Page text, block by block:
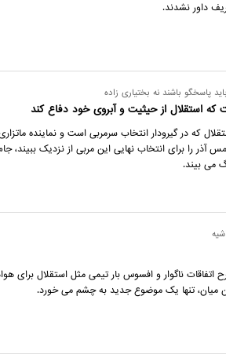
داور نشدند.
پاسخگو باشند نه بختیاری زاده
استقلال از حیثیت و آبروی خود دفاع کند
که در گیرودار انتخاب سرمربی است و نماینده
آذر را برای انتخاب نهایی این مربی از نزدیک
می بیند.
اتفاقات ناگوار و افسوس بار تیمی مثل استقلال برای
میان، تنها یک موضوع جدید به چشم می خورد.